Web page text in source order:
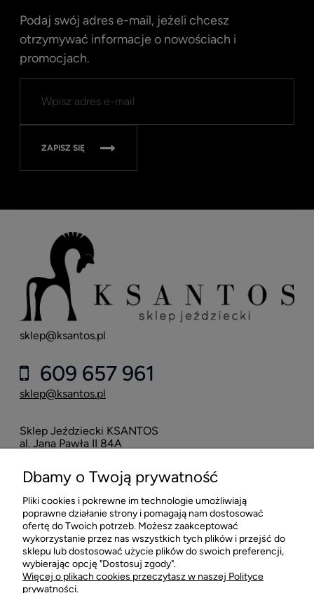
Podaj swój adres e-mail, jeżeli chcesz
otrzymywać informacje o nowościach i
promocjach.
ZAPISZ SIĘ
sklep@ksantos.pl
609 657 961
sklep@ksantos.pl
Sklep Jeździecki KSANTOS
al. Jana Pawła II 84A
POMOC
MOJE KONTO
PŁATNOŚCI I DOSTAWA
Dbamy o Twoją prywatność
Pliki cookies i pokrewne im technologie umożliwiają
poprawne działanie strony i pomagają nam dostosować
ofertę do Twoich potrzeb. Możesz zaakceptować
wykorzystanie przez nas wszystkich tych plików i przejść do
sklepu lub dostosować użycie plików do swoich preferencji,
wybierając opcję "Dostosuj zgody".
Więcej o plikach cookies przeczytasz w naszej Polityce
prywatności.